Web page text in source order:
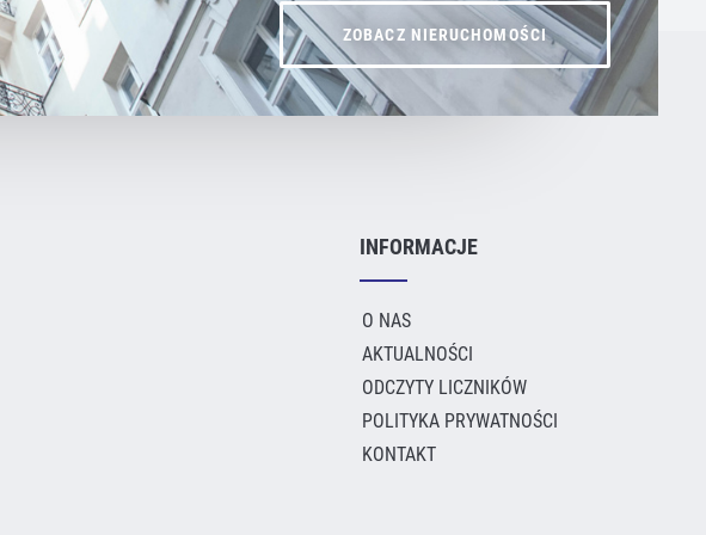
ZOBACZ NIERUCHOMOŚCI
INFORMACJE
O NAS
AKTUALNOŚCI
ODCZYTY LICZNIKÓW
POLITYKA PRYWATNOŚCI
KONTAKT